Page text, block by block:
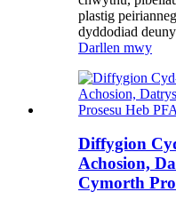
plastig
dyddodiad
Darllen mwy
Diffygion
Achosion,
Cymorth